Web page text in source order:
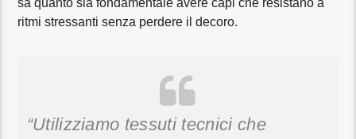
sa quanto sia fondamentale avere capi che resistano a
ritmi stressanti senza perdere il decoro.
“Utilizziamo tessuti tecnici che